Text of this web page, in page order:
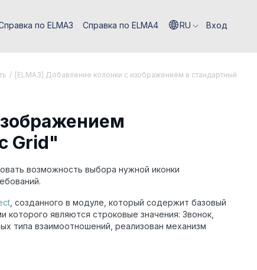
по ELMA3 Справка по ELMA4 RU Вход
/ [ELMA3] Добавление колонки с изображением в стандартный
Grid"
возможность выбора нужной иконки
, созданного в модуле, который содержит базовый
которого являются строковые значения: Звонок,
типа взаимоотношений, реализован механизм